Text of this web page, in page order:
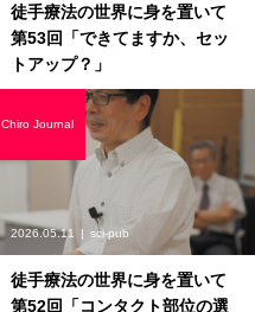
徒手療法の世界に身を置いて
第53回「できてますか、セッ
トアップ？」
2026.05.11 sci-pub
徒手療法の世界に身を置いて
第52回「コンタクト部位の選
Chiro Journal